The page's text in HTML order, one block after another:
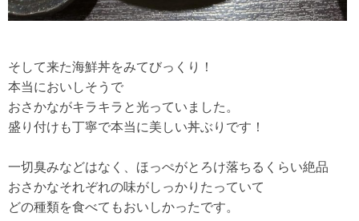
そして来た海鮮丼をみてびっくり！
本当においしそうで
おさかながキラキラと光っていました。
盛り付けも丁寧で本当に美しい丼ぶりです！
一切臭みなどはなく、ほっぺがとろけ落ちるくらい絶品
おさかなそれぞれの味がしっかりたっていて
どの種類を食べてもおいしかったです。